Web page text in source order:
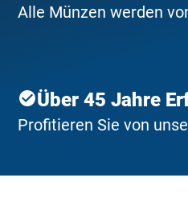
Alle Münzen werden
Über 45 Jahre
Profitieren Sie von